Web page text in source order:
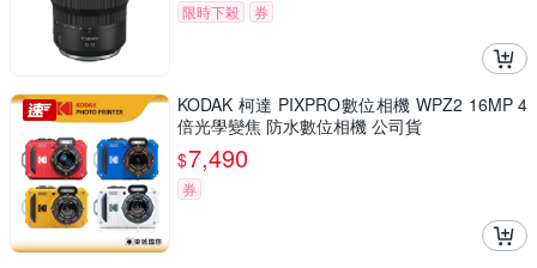
限時下殺
券
KODAK 柯達 PIXPRO數位相機 WPZ2 16MP 4
倍光學變焦 防水數位相機 公司貨
$7,490
券